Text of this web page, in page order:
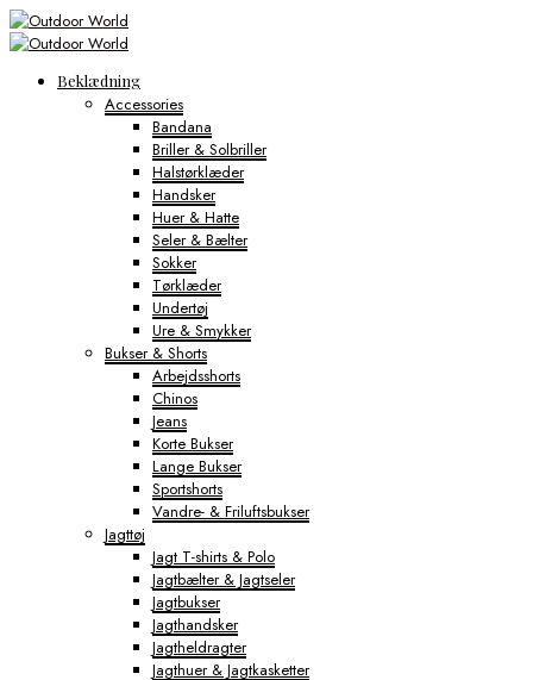
Beklædning
Accessories
Bandana
Briller & Solbriller
Halstørklæder
Handsker
Huer & Hatte
Seler & Bælter
Sokker
Tørklæder
Undertøj
Ure & Smykker
Bukser & Shorts
Arbejdsshorts
Chinos
Jeans
Korte Bukser
Lange Bukser
Sportshorts
Vandre- & Friluftsbukser
Jagttøj
Jagt T-shirts & Polo
Jagtbælter & Jagtseler
Jagtbukser
Jagthandsker
Jagtheldragter
Jagthuer & Jagtkasketter